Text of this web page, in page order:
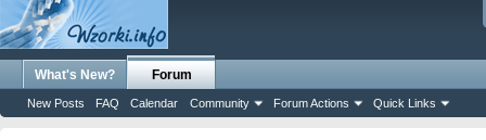
What's New? Forum
New Posts FAQ Calendar Community Forum Actions Quick Links